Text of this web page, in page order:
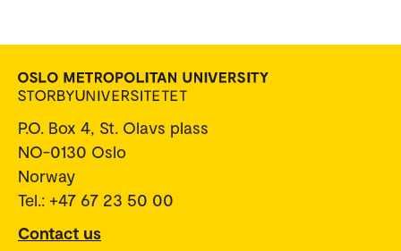
P.O. Box 4, St. Olavs plass
NO-0130 Oslo
Norway
Tel.: +47 67 23 50 00
Contact us